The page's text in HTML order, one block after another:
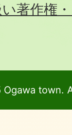
著作権
town.